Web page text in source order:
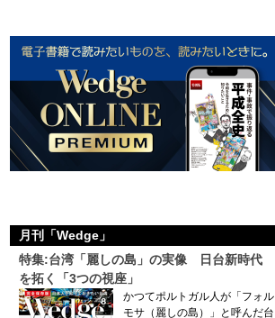
月刊「Wedge」
特集:台湾「麗しの島」の実像 日台新時代
を拓く「3つの視座」
かつてポルトガル人が「フォル
モサ（麗しの島）」と呼んだ台